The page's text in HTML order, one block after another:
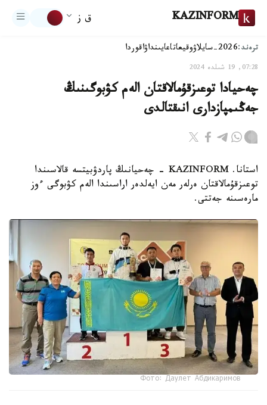
KAZINFORM ق ز
ترەند:2026-سايلاۋ وقيعاتاعايىنداۋاقوردا
07:28, 19 شىلدە 2024
چەحيادا توعىزقۇمالاقتان الەم كۋبوگىنىڭ
جەڭىمپازدارى انىقتالدى
استانا. KAZINFORM - چەحيانىڭ پاردۋبيتسە قالاسىندا
توعىزقۇمالاقتان ەرلەر مەن ايەلدەر اراسىندا الەم كۋبوگى ءوز
مارەسىنە جەتتى.
Фото: Даулет Абдикаримов